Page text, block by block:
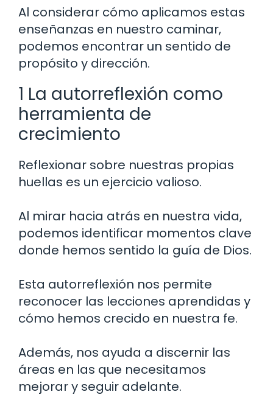
Al considerar cómo aplicamos estas
enseñanzas en nuestro caminar,
podemos encontrar un sentido de
propósito y dirección.
1 La autorreflexión como
herramienta de
crecimiento
Reflexionar sobre nuestras propias
huellas es un ejercicio valioso.
Al mirar hacia atrás en nuestra vida,
podemos identificar momentos clave
donde hemos sentido la guía de Dios.
Esta autorreflexión nos permite
reconocer las lecciones aprendidas y
cómo hemos crecido en nuestra fe.
Además, nos ayuda a discernir las
áreas en las que necesitamos
mejorar y seguir adelante.